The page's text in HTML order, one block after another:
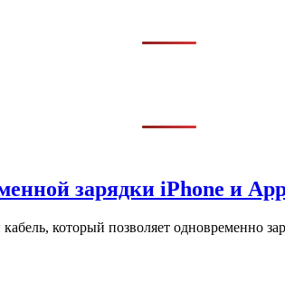
зарядки iPhone и
который позволяет одновременно